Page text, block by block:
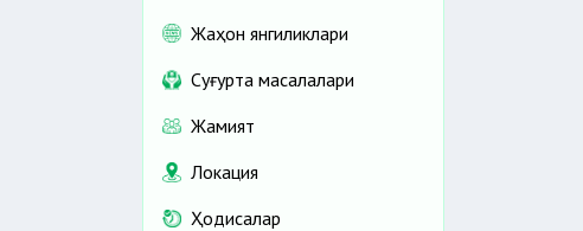
Жаҳон янгиликлари
Cуғурта масалалари
Жамият
Локация
Ҳодисалар